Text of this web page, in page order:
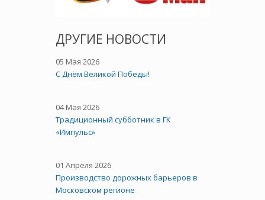
ДРУГИЕ НОВОСТИ
05 Мая 2026
C Днём Великой Победы!
04 Мая 2026
Традиционный субботник в ГК
«Импульс»
01 Апреля 2026
Производство дорожных барьеров в
Московском регионе